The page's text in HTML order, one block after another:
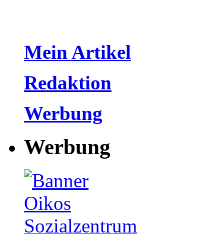
Mein Artikel
Redaktion
Werbung
Werbung